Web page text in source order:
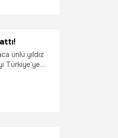
ünlü yıldız
Türkiye’ye